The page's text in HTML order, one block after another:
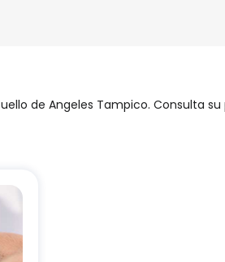
de Angeles Tampico. Consulta su